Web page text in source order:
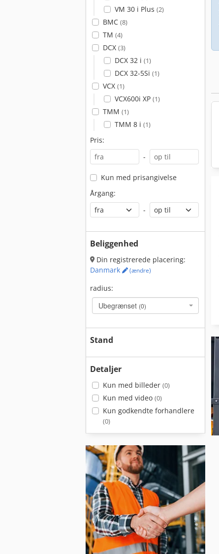
VM 30 i Plus (2)
BMC (8)
TM (4)
DCX (3)
DCX 32 i (1)
DCX 32-5Si (1)
VCX (1)
VCX600i XP (1)
TMM (1)
TMM 8 i (1)
Pris:
-
Kun med prisangivelse
Årgang:
-
Beliggenhed
Din registrerede placering:
Danmark
(ændre)
radius:
Ubegrænset (0)
Stand
Detaljer
Kun med billeder (0)
Kun med video (0)
Kun godkendte forhandlere
(0)